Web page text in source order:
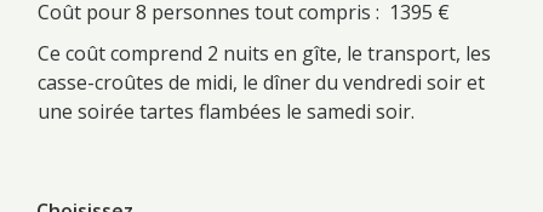
Coût pour 8 personnes tout compris : 1395 €
Ce coût comprend 2 nuits en gîte, le transport, les
casse-croûtes de midi, le dîner du vendredi soir et
une soirée tartes flambées le samedi soir.